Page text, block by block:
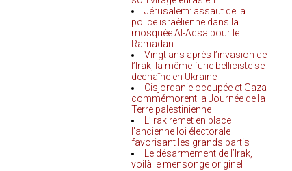
Jérusalem: assaut de la
police israélienne dans la
mosquée Al-Aqsa pour le
Ramadan
Vingt ans après l’invasion de
l’Irak, la même furie belliciste se
déchaîne en Ukraine
Cisjordanie occupée et Gaza
commémorent la Journée de la
Terre palestinienne
L’Irak remet en place
l’ancienne loi électorale
favorisant les grands partis
Le désarmement de l’Irak,
voilà le mensonge originel